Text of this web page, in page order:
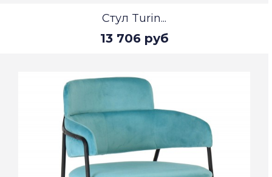
Стул Turin...
13 706 руб